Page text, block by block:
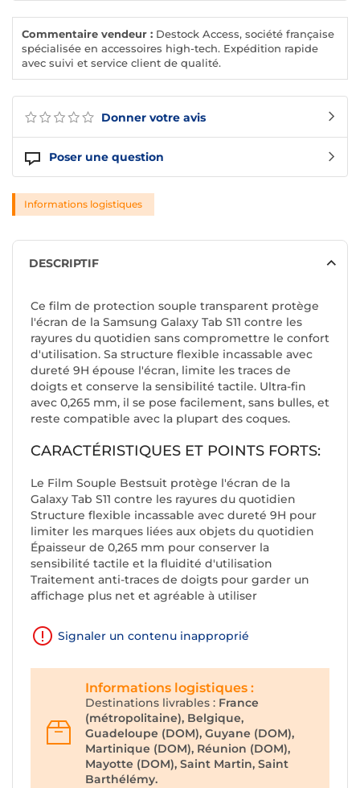
Donner votre avis
Poser une question
Commentaire vendeur : Destock Access, société française
spécialisée en accessoires high-tech. Expédition rapide
avec suivi et service client de qualité.
Informations logistiques
DESCRIPTIF
Ce film de protection souple transparent protège
l'écran de la Samsung Galaxy Tab S11 contre les
rayures du quotidien sans compromettre le confort
d'utilisation. Sa structure flexible incassable avec
dureté 9H épouse l'écran, limite les traces de
doigts et conserve la sensibilité tactile. Ultra-fin
avec 0,265 mm, il se pose facilement, sans bulles, et
reste compatible avec la plupart des coques.
CARACTÉRISTIQUES ET POINTS FORTS:
Le Film Souple Bestsuit protège l'écran de la
Galaxy Tab S11 contre les rayures du quotidien
Structure flexible incassable avec dureté 9H pour
limiter les marques liées aux objets du quotidien
Épaisseur de 0,265 mm pour conserver la
sensibilité tactile et la fluidité d'utilisation
Traitement anti-traces de doigts pour garder un
affichage plus net et agréable à utiliser
Signaler un contenu inapproprié
Informations logistiques :
Destinations livrables : France
(métropolitaine), Belgique,
Guadeloupe (DOM), Guyane (DOM),
Martinique (DOM), Réunion (DOM),
Mayotte (DOM), Saint Martin, Saint
Barthélémy.